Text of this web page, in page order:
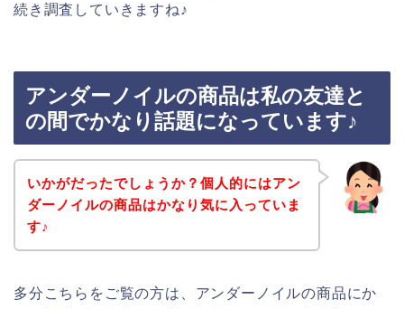
続き調査していきますね♪
アンダーノイルの商品は私の友達と
の間でかなり話題になっています♪
いかがだったでしょうか？個人的にはアン
ダーノイルの商品はかなり気に入っていま
す♪
多分こちらをご覧の方は、アンダーノイルの商品にか